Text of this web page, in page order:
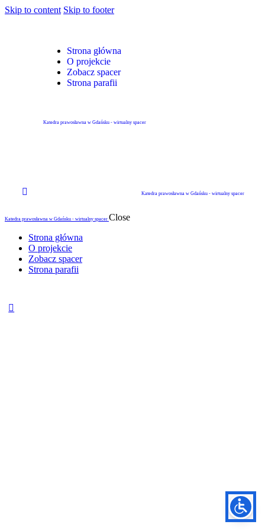
Skip to content Skip to footer
Strona główna
O projekcie
Zobacz spacer
Strona parafii
Katedra prawosławna w Gdańsku - wirtualny spacer
Katedra prawosławna w Gdańsku - wirtualny spacer
Katedra prawosławna w Gdańsku - wirtualny spacer Close
Strona główna
O projekcie
Zobacz spacer
Strona parafii